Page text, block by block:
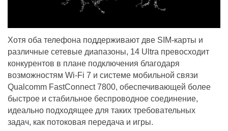
Хотя оба телефона поддерживают две SIM-карты и
различные сетевые диапазоны, 14 Ultra превосходит
конкурентов в плане подключения благодаря
возможностям Wi-Fi 7 и системе мобильной связи
Qualcomm FastConnect 7800, обеспечивающей более
быстрое и стабильное беспроводное соединение,
идеально подходящее для таких требовательных
задач, как потоковая передача и игры.